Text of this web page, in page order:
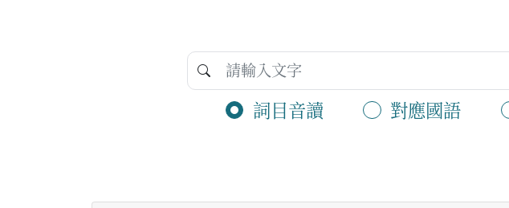
詞目音讀 對應國語